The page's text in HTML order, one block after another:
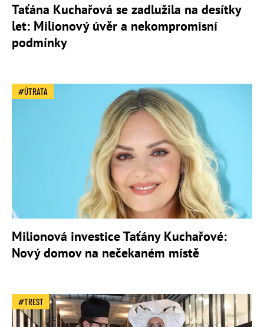
Taťána Kuchařová se zadlužila na desítky
let: Milionový úvěr a nekompromisní
podmínky
ÚTRATA
Milionová investice Taťány Kuchařové:
Nový domov na nečekaném místě
TREST